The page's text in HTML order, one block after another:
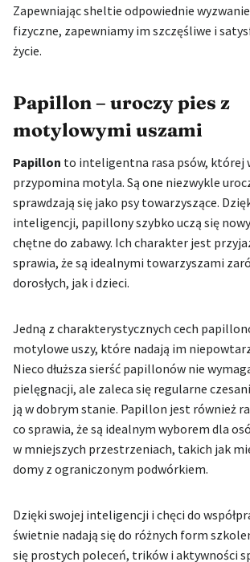
Zapewniając sheltie odpowiednie wyzwanie
fizyczne, zapewniamy im szczęśliwe i
życie.
Papillon – uroczy pies z
motylowymi uszami
Papillon to inteligentna rasa psów, której
przypomina motyla. Są one niezwykle
sprawdzają się jako psy towarzyszące.
inteligencji, papillony szybko uczą się
chętne do zabawy. Ich charakter jest
sprawia, że są idealnymi towarzyszami
dorosłych, jak i dzieci.
Jedną z charakterystycznych cech
motylowe uszy, które nadają im
Nieco dłuższa sierść papillonów nie
pielęgnacji, ale zaleca się regularne
ją w dobrym stanie. Papillon jest również
co sprawia, że są idealnym wyborem dla
w mniejszych przestrzeniach, takich jak
domy z ograniczonym podwórkiem.
Dzięki swojej inteligencji i chęci do
świetnie nadają się do różnych form
się prostych poleceń, trików i aktywności